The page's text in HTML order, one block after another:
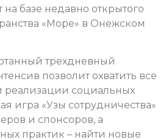
на базе недавно открытого
«Море» в Онежском
трехдневный
позволит охватить все
реализации социальных
игра «Узы сотрудничества»
и спонсоров, а
практик – найти новые